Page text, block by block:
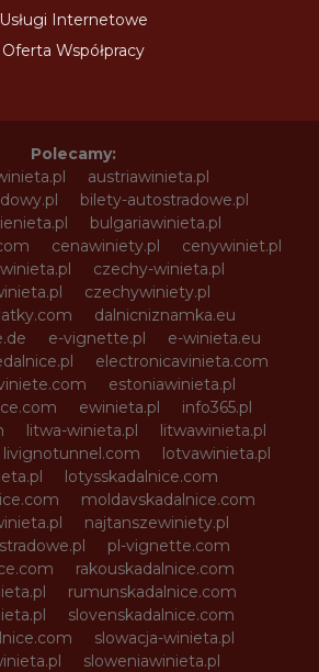
Usługi Internetowe
Oferta Współpracy
Polecamy:
austriawinieta.pl
bilety-autostradowe.pl
bulgariawinieta.pl
cenawiniety.pl
cenywiniet.pl
czechy-winieta.pl
czechywiniety.pl
dalnicniznamka.eu
e-vignette.pl
e-winieta.eu
electronicavinieta.com
estoniawinieta.pl
ewinieta.pl
info365.pl
litwa-winieta.pl
litwawinieta.pl
livignotunnel.com
lotvawinieta.pl
lotysskadalnice.com
moldavskadalnice.com
najtanszewiniety.pl
pl-vignette.com
rakouskadalnice.com
rumunskadalnice.com
slovenskadalnice.com
slowacja-winieta.pl
sloweniawinieta.pl